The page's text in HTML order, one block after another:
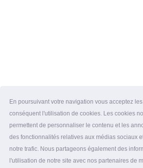
En poursuivant votre navigation vous acceptez
conséquent l'utilisation de cookies. Les cookies
permettent de personnaliser le contenu et les
des fonctionnalités relatives aux médias sociaux
notre trafic. Nous partageons également des
l'utilisation de notre site avec nos partenaires de